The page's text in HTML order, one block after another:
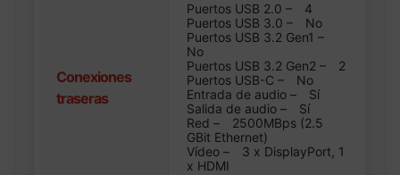
Conexiones
traseras
Puertos USB 2.0 –
4
Puertos USB 3.0 –
No
Puertos USB 3.2 Gen1 –
No
Puertos USB 3.2 Gen2 –
2
Puertos USB-C –
No
Entrada de audio –
Sí
Salida de audio –
Sí
Red –
2500MBps (2.5
GBit Ethernet)
Vídeo –
3 x DisplayPort, 1
x HDMI